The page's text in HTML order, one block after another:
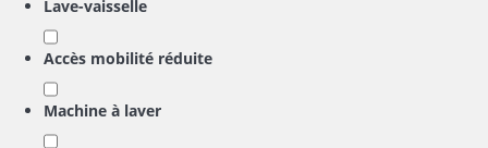
Lave-vaisselle
Accès mobilité réduite
Machine à laver